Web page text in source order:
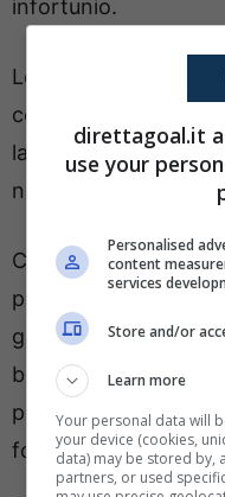
infortunio.
Lo sa bene la
costretta a fare i
lascerà lontano dal
nostra Serie A
per
Cosa c’entra questo
possa sembrare. Per
giocatore finito ko, il
bussare proprio alle
per potersi garantire
forse, le fortune di
direttagoal.it
use your
Personalised
content
services
Store and/or
Learn more
Your personal data will
your device (cookies,
data) may be stored by,
partners, or used